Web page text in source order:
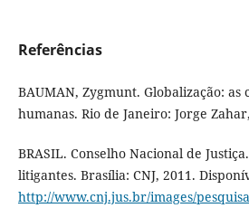
Referências
BAUMAN, Zygmunt. Globalização: as
humanas. Rio de Janeiro: Jorge
BRASIL. Conselho Nacional de
litigantes. Brasília: CNJ, 2011.
http://www.cnj.jus.br/images/